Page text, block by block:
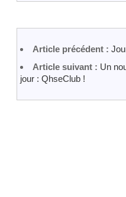
Article précédent :
Article suivant : Un
jour : QhseClub !